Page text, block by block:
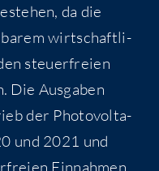
da die
wirt­schaft­li­
steu­er­frei­en
Die Aus­ga­ben
der Pho­to­vol­ta­
und 2021 und
Ein­nah­men